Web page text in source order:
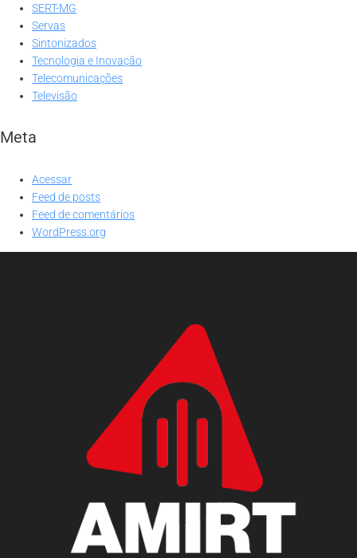
SERT-MG
Servas
Sintonizados
Tecnologia e Inovação
Telecomunicações
Televisão
Meta
Acessar
Feed de posts
Feed de comentários
WordPress.org